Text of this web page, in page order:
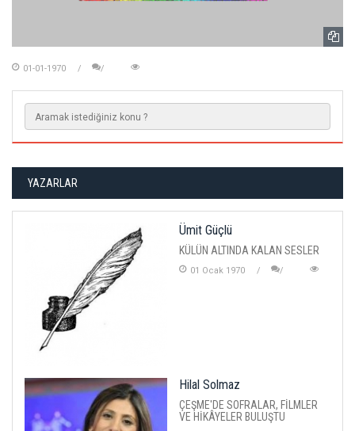
01-01-1970
YAZARLAR
Ümit Güçlü
KÜLÜN ALTINDA KALAN SESLER
01 Ocak 1970
Hilal Solmaz
ÇEŞME'DE SOFRALAR, FİLMLER
VE HİKÂYELER BULUŞTU